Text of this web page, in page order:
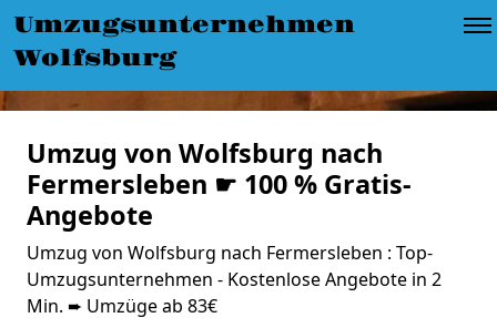
Umzugsunternehmen
Wolfsburg
Umzug von Wolfsburg nach
Fermersleben ☛ 100 % Gratis-
Angebote
Umzug von Wolfsburg nach Fermersleben : Top-
Umzugsunternehmen - Kostenlose Angebote in 2
Min. ➨ Umzüge ab 83€